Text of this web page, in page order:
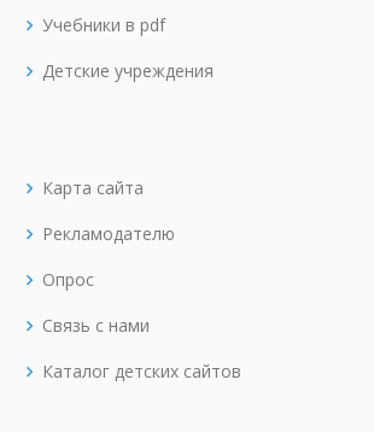
Учебники в pdf
Детские учреждения
Карта сайта
Рекламодателю
Опрос
Связь с нами
Каталог детских сайтов